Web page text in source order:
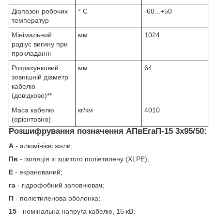
Діапазон робочих
температур
° С -60...+50
Мінімальний
радіус вигину при
прокладанні
мм 1024
Розрахунковий
зовнішній діаметр
кабелю
(довідково)**
мм 64
Маса кабелю
(орієнтовно)
кг/км 4010
Розшифрування позначення АПвЕгаП‑15 3х95/50:
А - алюмінієві жили;
Пв - ізоляція зі зшитого поліетилену (XLPE);
Е - екранований;
га - гідрофобний заповнювач;
П - поліетиленова оболонка;
15 - номінальна напруга кабелю, 15 кВ;